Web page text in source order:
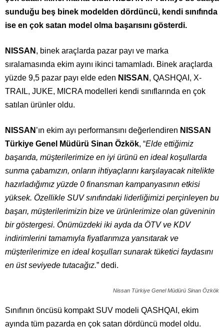
sunduğu beş binek modelden dördüncü, kendi sınıfında
ise en çok satan model olma başarısını gösterdi.​
NISSAN , binek araçlarda pazar payı ve marka
sıralamasında ekim ayını ikinci tamamladı. Binek araçlarda
yüzde 9,5 pazar payı elde eden NISSAN , QASHQAI, X-
TRAIL, JUKE, MICRA modelleri kendi sınıflarında en çok
satılan ürünler oldu. ​
NISSAN ’ın ekim ayı performansını değerlendiren NISSAN
Türkiye Genel Müdürü Sinan Özkök, “Elde ettiğimiz
başarıda, müşterilerimize en iyi ürünü en ideal koşullarda
sunma çabamızın, onların ihtiyaçlarını karşılayacak nitelikte
hazırladığımız yüzde 0 finansman kampanyasının etkisi
yüksek. Özellikle SUV sınıfındaki liderliğimizi perçinleyen bu
başarı, müşterilerimizin bize ve ürünlerimize olan güveninin
bir göstergesi. Önümüzdeki iki ayda da ÖTV ve KDV
indirimlerini tamamıyla fiyatlarımıza yansıtarak ve
müşterilerimize en ideal koşulları sunarak tüketici faydasını
en üst seviyede tutacağız.” dedi.
Nissan Türkiye Genel Müdürü Sinan Özkök
Sınıfının öncüsü kompakt SUV modeli QASHQAI, ekim
ayında tüm pazarda en çok satan dördüncü model oldu.